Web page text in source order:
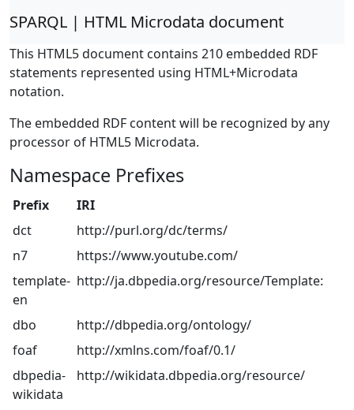
SPARQL | HTML Microdata document
This HTML5 document contains 210 embedded RDF
statements represented using HTML+Microdata
notation.
The embedded RDF content will be recognized by any
processor of HTML5 Microdata.
Namespace Prefixes
Prefix
IRI
dct
http://purl.org/dc/terms/
n7
https://www.youtube.com/
template-
en
http://ja.dbpedia.org/resource/Template:
dbo
http://dbpedia.org/ontology/
foaf
http://xmlns.com/foaf/0.1/
dbpedia-
wikidata
http://wikidata.dbpedia.org/resource/